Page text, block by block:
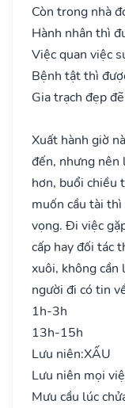
Còn trong nhà
Hành nhân thì
Việc quan việc
Bệnh tật thì
Gia trạch đẹp
Xuất hành giờ
đến, nhưng
hơn, buổi chiều
muốn cầu tài
vọng. Đi việc
cấp hay đối tác
xuôi, không cần
người đi có tin
1h-3h
13h-15h
Lưu niên:XẤU
Lưu niên mọi
Mưu cầu lúc